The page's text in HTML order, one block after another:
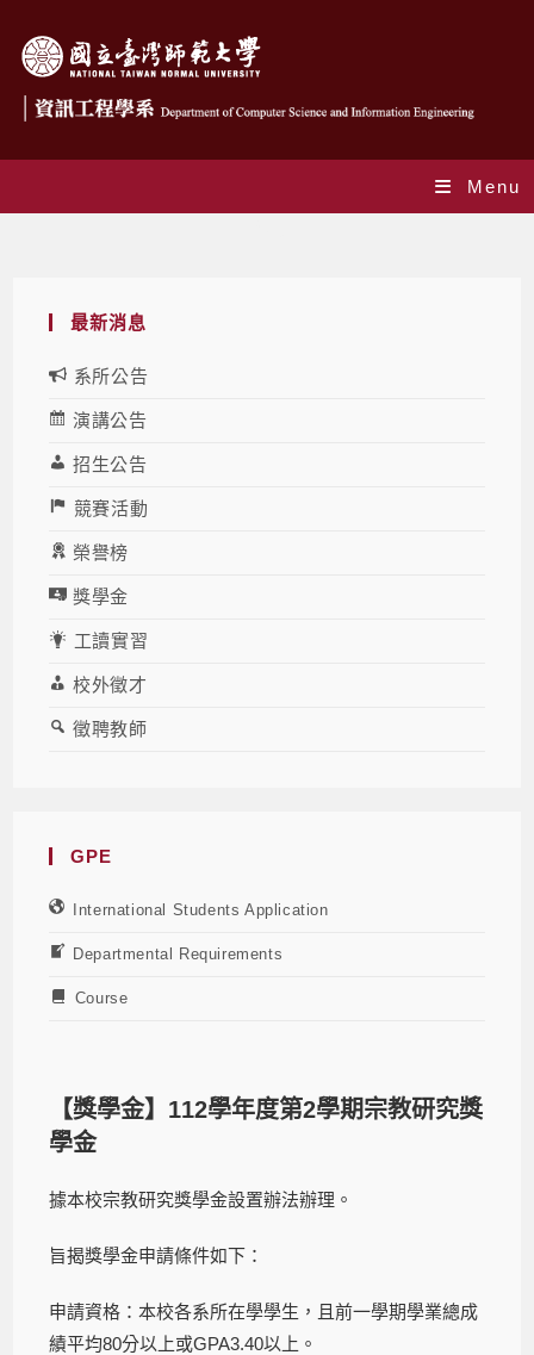
Menu
最新消息
系所公告
演講公告
招生公告
競賽活動
榮譽榜
獎學金
工讀實習
校外徵才
徵聘教師
GPE
International Students Application
Departmental Requirements
Course
【獎學金】112學年度第2學期宗教研究獎
學金
據本校宗教研究獎學金設置辦法辦理。
旨揭獎學金申請條件如下：
申請資格：本校各系所在學學生，且前一學期學業總成
績平均80分以上或GPA3.40以上。